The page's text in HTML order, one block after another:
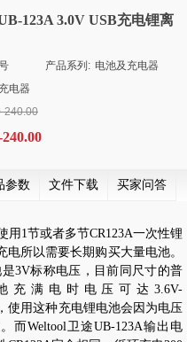
123A 3.0V USB充电锂离
产品系列: 电池及充电器
电器
240.00
240.00
参数 文件下载 买家问答
用1节或者多节CR123A一次性锂
电所以需要长期购买大量电池。
是3V标称电压，目前同尺寸的普
充满电时电压可达3.6V-
使用这种充电锂电池会因为电压
而Weltool卫途UB-123A输出电